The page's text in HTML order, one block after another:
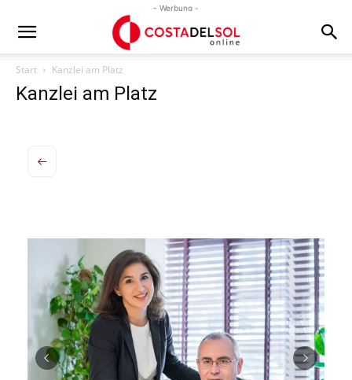
- Werbung -
Start Kanzlei am Platz
Kanzlei am Platz